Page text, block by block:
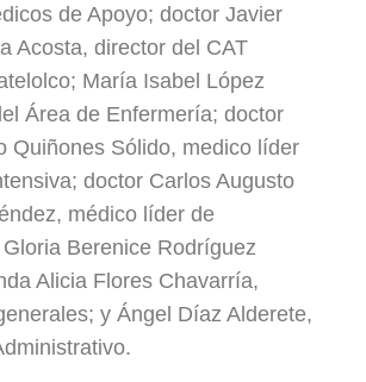
de Apoyo; doctor Javier
Acosta, director del CAT
María Isabel López
Área de Enfermería; doctor
Quiñones Sólido, medico líder
doctor Carlos Augusto
médico líder de
Berenice Rodríguez
Alicia Flores Chavarría,
y Ángel Díaz Alderete,